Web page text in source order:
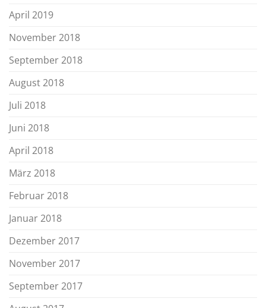
April 2019
November 2018
September 2018
August 2018
Juli 2018
Juni 2018
April 2018
März 2018
Februar 2018
Januar 2018
Dezember 2017
November 2017
September 2017